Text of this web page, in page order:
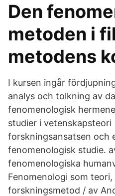
Den
metoden i
metodens
I kursen ingår
analys och tolkning av
fenomenologisk
studier i
forskningsansatsen och
fenomenologisk studie.
fenomenologiska
Fenomenologi som
forskningsmetod / av